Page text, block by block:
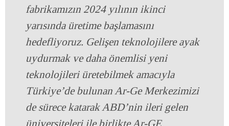
fabrikamızın 2024 yılının ikinci
yarısında üretime başlamasını
hedefliyoruz. Gelişen teknolojilere ayak
uydurmak ve daha önemlisi yeni
teknolojileri üretebilmek amacıyla
Türkiye’de bulunan Ar-Ge Merkezimizi
de sürece katarak ABD’nin ileri gelen
üniversiteleri ile birlikte Ar-GE